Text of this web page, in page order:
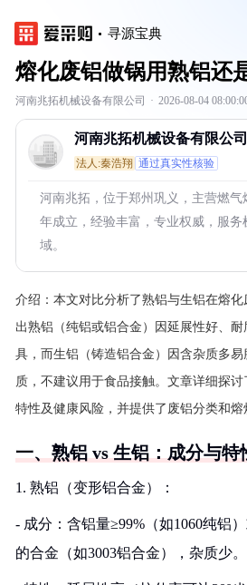
寻源宝典
熔化废铝做锅用熟铝还
河南兆拓机械设备有限公司 · 2026-08-04
河南兆拓机械设备有限公司
法人:秦浩翔 通过真实性核验
河南兆拓，位于郑州巩义，主营燃气
年成立，经验丰富，专业权威，服务
域。
介绍： 本文对比分析了熟铝与生铝在熔
出熟铝（纯铝或铝合金）因延展性好、
具，而生铝（铸造铝合金）因含杂质多
质，不建议用于食品接触。文章详细探
特性及健康风险，并提供了废铝分类和熔
一、熟铝 vs 生铝：成分与特
1. 熟铝（变形铝合金）：
- 成分：含铝量≥99%（如1060纯铝
的合金（如3003铝合金），杂质少。